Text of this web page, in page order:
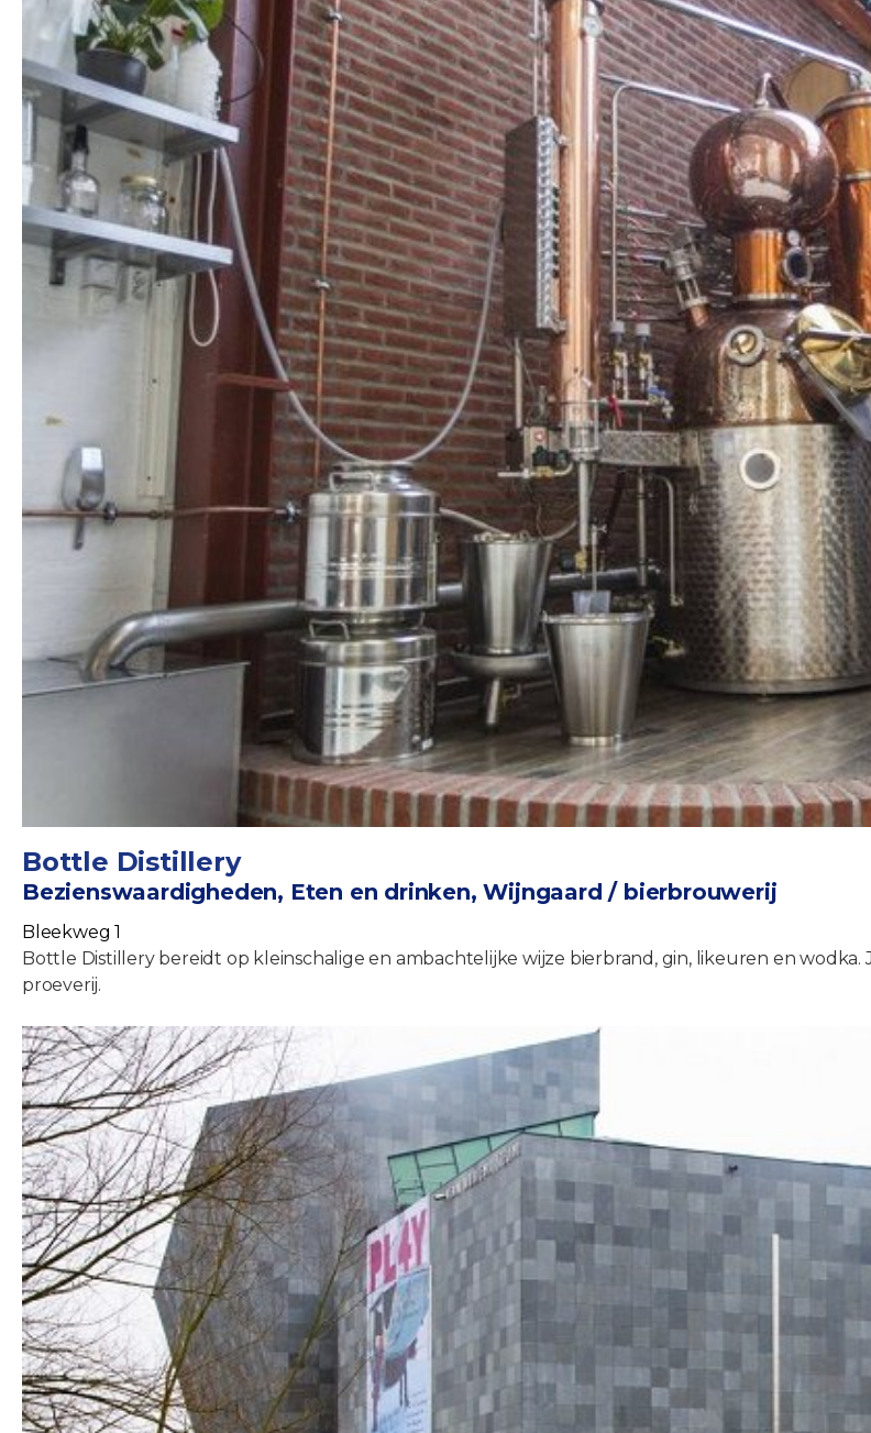
Bottle Distillery
Bezienswaardigheden, Eten en drinken, Wijngaard / bierbrouwerij
Bleekweg 1
Bottle Distillery bereidt op kleinschalige en ambachtelijke wijze bierbrand, gin, likeuren en
proeverij.